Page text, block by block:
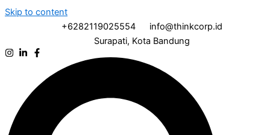
Skip to content
+6282119025554
info@thinkcorp.id
Surapati, Kota Bandung